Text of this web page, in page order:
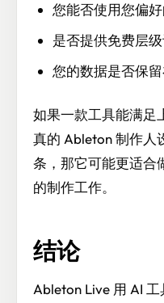
您能否使用您偏
是否提供免费层
您的数据是否保
如果一款工具能满足
真的 Ableton 制作人
条，那它可能更适合
的制作工作。
结论
Ableton Live 用 AI